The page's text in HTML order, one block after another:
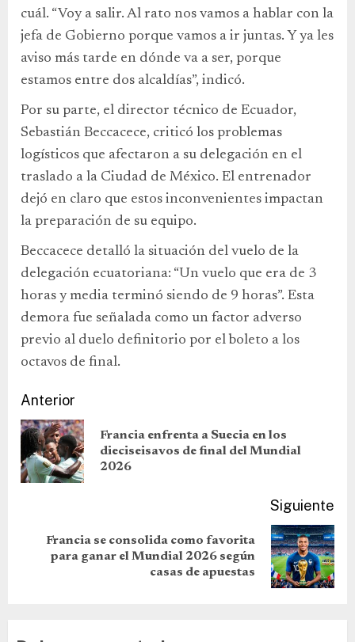
cuál. “Voy a salir. Al rato nos vamos a hablar con la
jefa de Gobierno porque vamos a ir juntas. Y ya les
aviso más tarde en dónde va a ser, porque
estamos entre dos alcaldías”, indicó.
Por su parte, el director técnico de Ecuador,
Sebastián Beccacece, criticó los problemas
logísticos que afectaron a su delegación en el
traslado a la Ciudad de México. El entrenador
dejó en claro que estos inconvenientes impactan
la preparación de su equipo.
Beccacece detalló la situación del vuelo de la
delegación ecuatoriana: “Un vuelo que era de 3
horas y media terminó siendo de 9 horas”. Esta
demora fue señalada como un factor adverso
previo al duelo definitorio por el boleto a los
octavos de final.
Anterior
Francia enfrenta a Suecia en los
dieciseisavos de final del Mundial
2026
Siguiente
Francia se consolida como favorita
para ganar el Mundial 2026 según
casas de apuestas